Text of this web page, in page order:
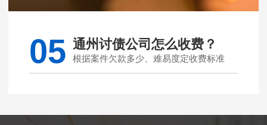
05 通州讨债公司怎么收费？
根据案件欠款多少、难易度定收费标准